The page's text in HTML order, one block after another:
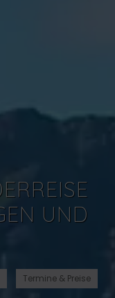
UND
Termine & Preise